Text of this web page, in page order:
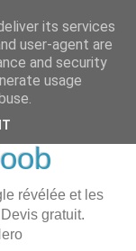
révélée et les
gratuit.
its services
user-agent are
and security
usage